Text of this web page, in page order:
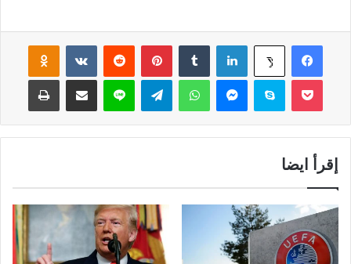
فيسبوك ‫X لينكدإن بينتيريست
سكايب واتساب لاين
إقرأ ايضا